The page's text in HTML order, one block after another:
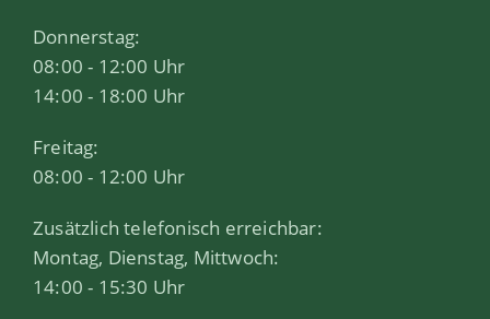
Donnerstag:
08:00 - 12:00 Uhr
14:00 - 18:00 Uhr
Freitag:
08:00 - 12:00 Uhr
Zusätzlich telefonisch erreichbar:
Montag, Dienstag, Mittwoch:
14:00 - 15:30 Uhr